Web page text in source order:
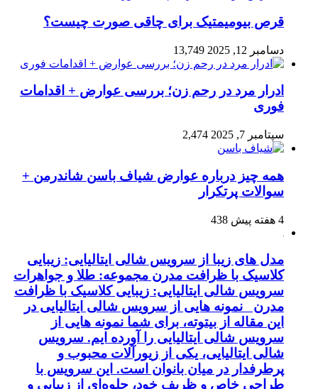
قرص بیومیمتیک برای چاقی صورت چیست؟
دسامبر 12, 2025 13,749
ادرار مرد در رحم زن؛ بررسی عوارض + اقدامات
فوری
سپتامبر 7, 2025 2,474
همه چیز درباره عوارض شیاف باسن شاندرمن +
سوالات پرتکرار
4 هفته پیش 438
مدل های زیبا از سرویس شالی ایتالیایی: زیبایی
کلاسیک با ظرافت مدرن مجموعه: طلا و جواهرات
سرویس شالی ایتالیایی: زیبایی کلاسیک با ظرافت
مدرن نمونه هایی از سرویس شالی ایتالیایی در
این مقاله از بیتوته، برای شما نمونه هایی از
سرویس شالی ایتالیایی را آورده ایم. سرویس
شالی ایتالیایی، یکی از زیورآلات محبوب و
پرطرفدار در میان بانوان است. این سرویس با
طراحی خاص و ظریف خود، جلوه‌ای از زیبایی و